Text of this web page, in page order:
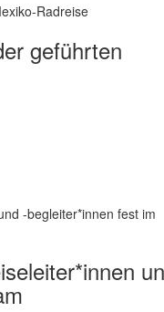
geführten